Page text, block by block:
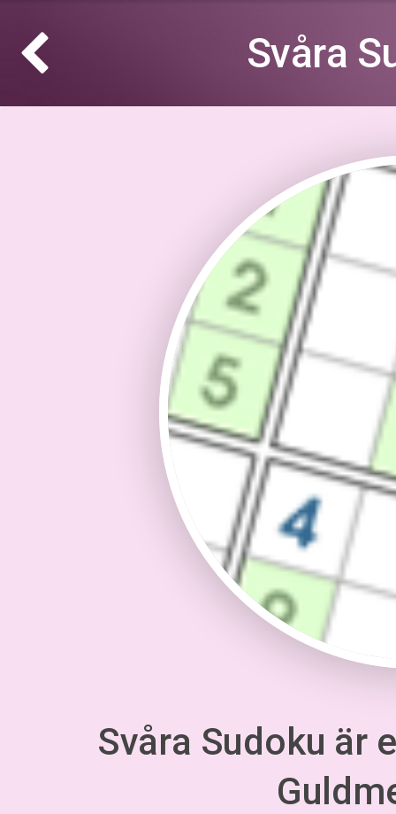
Svåra
Svåra Sudoku är